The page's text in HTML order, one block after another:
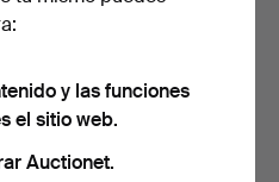
y las funciones
el sitio web.
Auctionet.